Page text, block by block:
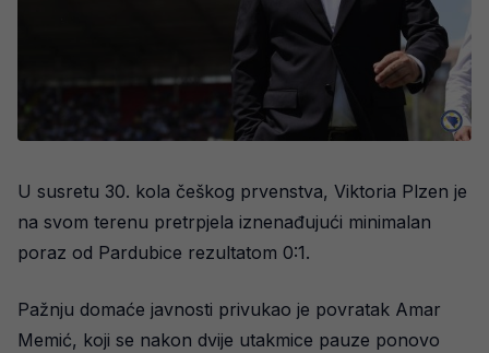
U susretu 30. kola češkog prvenstva, Viktoria Plzen je
na svom terenu pretrpjela iznenađujući minimalan
poraz od Pardubice rezultatom 0:1.
Pažnju domaće javnosti privukao je povratak Amar
Memić, koji se nakon dvije utakmice pauze ponovo